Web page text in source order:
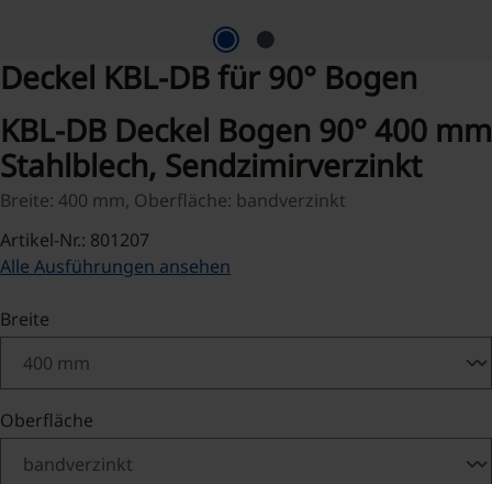
Deckel KBL-DB für 90° Bogen
KBL-DB Deckel Bogen 90° 400 mm
Stahlblech, Sendzimirverzinkt
Breite: 400 mm, Oberfläche: bandverzinkt
Artikel-Nr.: 801207
Alle Ausführungen ansehen
Breite
Oberfläche